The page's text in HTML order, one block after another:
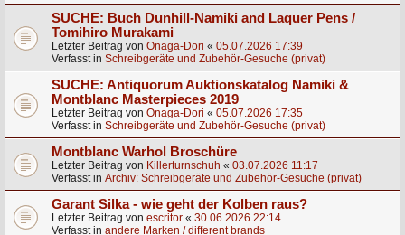
SUCHE: Buch Dunhill-Namiki and Laquer Pens /
Tomihiro Murakami
Letzter Beitrag von Onaga-Dori « 05.07.2026 17:39
Verfasst in Schreibgeräte und Zubehör-Gesuche (privat)
SUCHE: Antiquorum Auktionskatalog Namiki &
Montblanc Masterpieces 2019
Letzter Beitrag von Onaga-Dori « 05.07.2026 17:35
Verfasst in Schreibgeräte und Zubehör-Gesuche (privat)
Montblanc Warhol Broschüre
Letzter Beitrag von Killerturnschuh « 03.07.2026 11:17
Verfasst in Archiv: Schreibgeräte und Zubehör-Gesuche (privat)
Garant Silka - wie geht der Kolben raus?
Letzter Beitrag von escritor « 30.06.2026 22:14
Verfasst in andere Marken / different brands